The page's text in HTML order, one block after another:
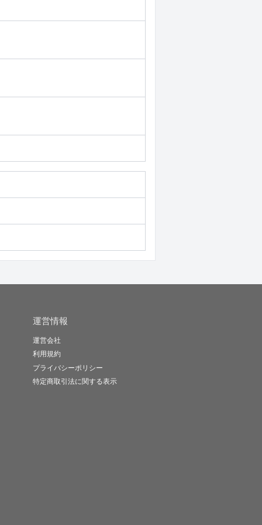
運営情報
運営会社
利用規約
プライバシーポリシー
特定商取引法に関する表示